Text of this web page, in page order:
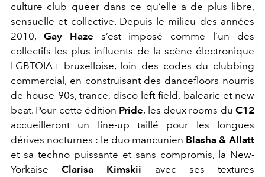
culture club queer dans ce qu’elle a de plus libre,
sensuelle et collective. Depuis le milieu des années
2010, Gay Haze s’est imposé comme l’un des
collectifs les plus influents de la scène électronique
LGBTQIA+ bruxelloise, loin des codes du clubbing
commercial, en construisant des dancefloors nourris
de house 90s, trance, disco left-field, balearic et new
beat. Pour cette édition Pride, les deux rooms duC12
accueilleront un line-up taillé pour les longues
dérives nocturnes : le duo mancunien Blasha & Allatt
et sa techno puissante et sans compromis, la New-
YorkaiseClarisa Kimskii avec ses textures